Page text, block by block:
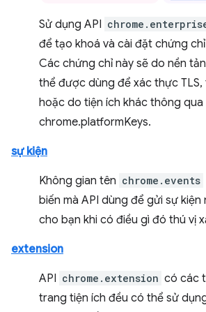
Sử dụng API
để tạo khoá và cài đặt chứng
Các chứng chỉ này sẽ do nền
thể được dùng để xác thực
hoặc do tiện ích khác thông qua
chrome.platformKeys.
sự kiện
Không gian tên chrome.events
biến mà API dùng để gửi sự
cho bạn khi có điều gì đó thú vị
extension
API chrome.extension có các
trang tiện ích đều có thể sử